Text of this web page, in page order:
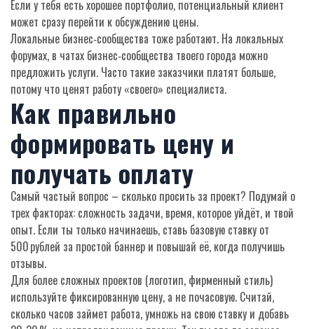
Если у тебя есть хорошее портфолио, потенциальный клиент
может сразу перейти к обсуждению цены.
Локальные бизнес‑сообщества тоже работают. На локальных
форумах, в чатах бизнес‑сообщества твоего города можно
предложить услуги. Часто такие заказчики платят больше,
потому что ценят работу «своего» специалиста.
Как правильно
формировать цену и
получать оплату
Самый частый вопрос – сколько просить за проект? Подумай о
трех факторах: сложность задачи, время, которое уйдёт, и твой
опыт. Если ты только начинаешь, ставь базовую ставку от
500 рублей за простой баннер и повышай её, когда получишь
отзывы.
Для более сложных проектов (логотип, фирменный стиль)
используйте фиксированную цену, а не почасовую. Считай,
сколько часов займет работа, умножь на свою ставку и добавь